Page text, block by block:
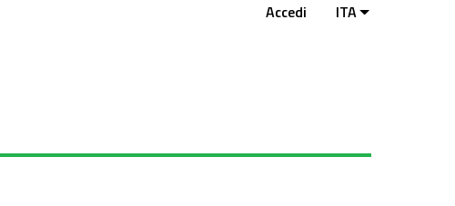
Accedi ITA